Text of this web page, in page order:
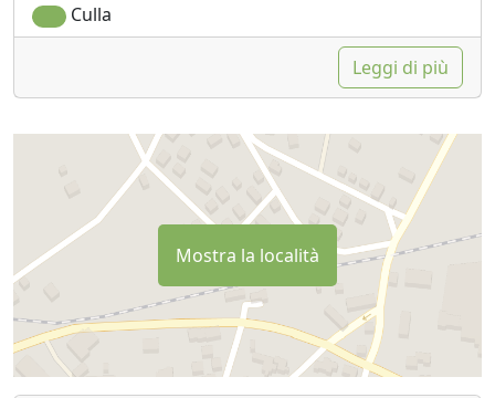
Culla
Leggi di più
Mostra la località